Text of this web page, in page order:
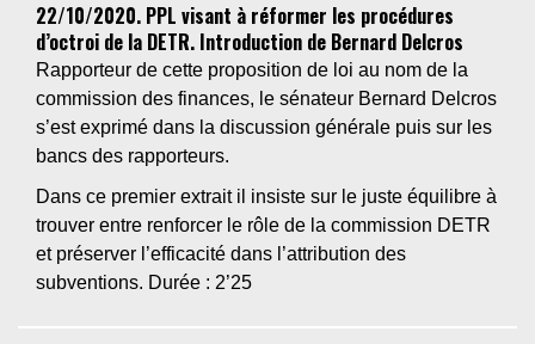
22/10/2020. PPL visant à réformer les procédures
d’octroi de la DETR. Introduction de Bernard Delcros
Rapporteur de cette proposition de loi au nom de la
commission des finances, le sénateur Bernard Delcros
s’est exprimé dans la discussion générale puis sur les
bancs des rapporteurs.
Dans ce premier extraitil insiste sur le juste équilibre à
trouver entre renforcer le rôle de la commission DETR
et préserver l’efficacité dans l’attribution des
subventions. Durée : 2’25